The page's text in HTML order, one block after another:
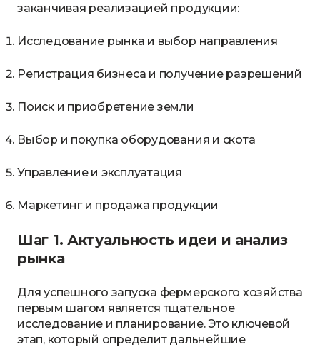
заканчивая реализацией продукции:
Исследование рынка и выбор направления
Регистрация бизнеса и получение разрешений
Поиск и приобретение земли
Выбор и покупка оборудования и скота
Управление и эксплуатация
Маркетинг и продажа продукции
Шаг 1. Актуальность идеи и анализ
рынка
Для успешного запуска фермерского хозяйства
первым шагом является тщательное
исследование и планирование. Это ключевой
этап, который определит дальнейшие